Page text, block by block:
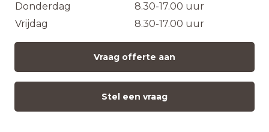
Donderdag
8.30-17.00 uur
Vrijdag
8.30-17.00 uur
Vraag offerte aan
Stel een vraag